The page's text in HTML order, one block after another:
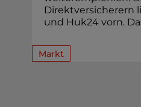
Direktversicherern
und Huk24 vorn.
Markt